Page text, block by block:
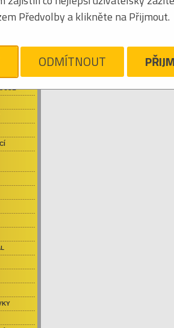
HORKÝŽE SLÍŽE
Je nám líto, ale pro daný žánr/kategorii
Předvolby a klikněte na Přijmout.
ODMÍTNOUT